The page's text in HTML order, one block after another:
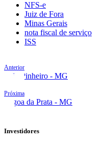
NFS-e
Juiz de Fora
Minas Gerais
nota fiscal de serviço
ISS
Anterior
João Pinheiro - MG
Próxima
Lagoa da Prata - MG
Investidores